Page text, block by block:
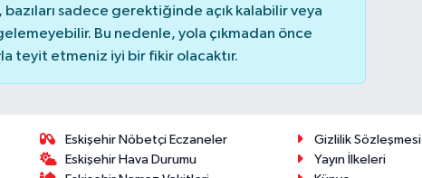
sadece gerektiğinde açık kalabilir veya
Bu nedenle, yola çıkmadan önce
teyit etmeniz iyi bir fikir olacaktır.
Eskişehir Nöbetçi Eczaneler
Eskişehir Hava Durumu
Gizlilik Sözleşmesi
Yayın İlkeleri